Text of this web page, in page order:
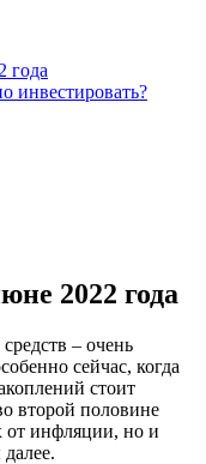
года
инвестировать?
2022 года
– очень
сейчас, когда
стоит
второй половине
от инфляции, но и